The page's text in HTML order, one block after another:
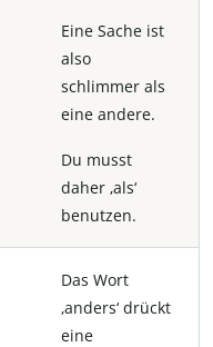
Eine Sache ist
also
schlimmer als
eine andere.
Du musst
daher ‚als‘
benutzen.
Das Wort
‚anders‘ drückt
eine